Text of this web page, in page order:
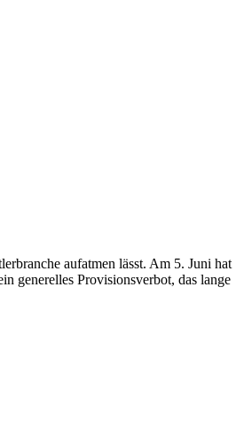
aufatmen lässt. Am 5. Juni hat
generelles Provisionsverbot, das lange